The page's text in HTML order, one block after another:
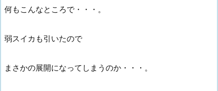
何もこんなところで・・・。
弱スイカも引いたので
まさかの展開になってしまうのか・・・。